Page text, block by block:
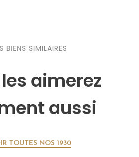
BIENS SIMILAIRES
aimerez
aussi
TOUTES NOS 1930